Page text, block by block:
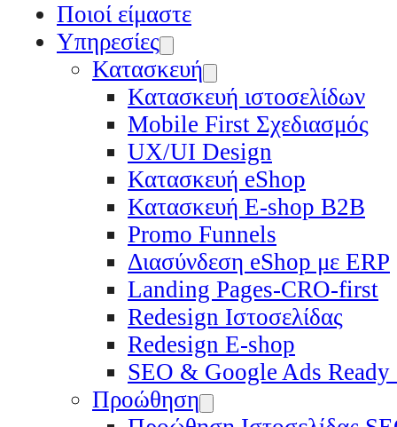
Ποιοί είμαστε
Υπηρεσίες
Κατασκευή
Κατασκευή ιστοσελίδων
Mobile First Σχεδιασμός
UX/UI Design
Κατασκευή eShop
Κατασκευή E-shop B2B
Promo Funnels
Διασύνδεση eShop με ERP
Landing Pages-CRO-first
Redesign Ιστοσελίδας
Redesign E-shop
SEO & Google Ads Ready
Προώθηση